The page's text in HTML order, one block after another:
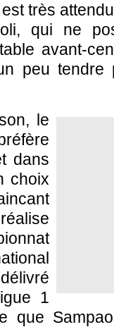
très
qui ne
avant-
peu tendre
le
dans
choix
1
que